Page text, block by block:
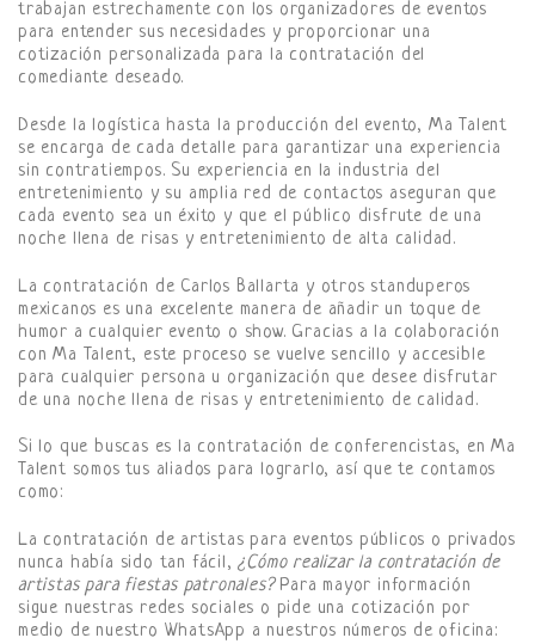
trabajan estrechamente con los organizadores de eventos
para entender sus necesidades y proporcionar una
cotización personalizada para la contratación del
comediante deseado.
Desde la logística hasta la producción del evento, Ma Talent
se encarga de cada detalle para garantizar una experiencia
sin contratiempos. Su experiencia en la industria del
entretenimiento y su amplia red de contactos aseguran que
cada evento sea un éxito y que el público disfrute de una
noche llena de risas y entretenimiento de alta calidad.
La contratación de Carlos Ballarta y otros standuperos
mexicanos es una excelente manera de añadir un toque de
humor a cualquier evento o show. Gracias a la colaboración
con Ma Talent, este proceso se vuelve sencillo y accesible
para cualquier persona u organización que desee disfrutar
de una noche llena de risas y entretenimiento de calidad.
Si lo que buscas es la contratación de conferencistas, en Ma
Talent somos tus aliados para lograrlo, así que te contamos
como:
La contratación de artistas para eventos públicos o privados
nunca había sido tan fácil,¿Cómo realizar la contratación de
artistas para fiestas patronales?Para mayor información
sigue nuestras redes sociales o pide una cotización por
medio de nuestro WhatsApp a nuestros números de oficina: